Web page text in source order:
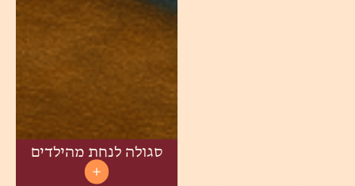
סגולה לנחת מהילדים